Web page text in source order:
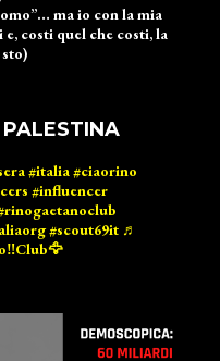
ma io con la mia
costi quel che costi, la
#italia#ciaorino
#influencer
#scout69it ♬